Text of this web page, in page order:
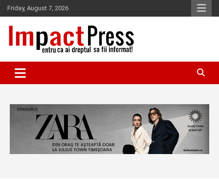
Skip
to
content
Friday, August 7, 2026
IMPACTPRESS